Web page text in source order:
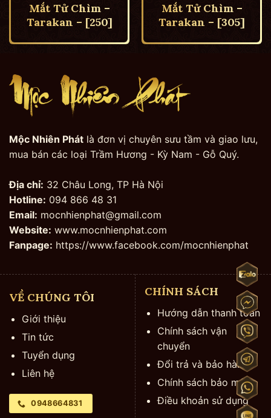
Mắt Tử Chìm –
Tarakan – [250]
Mắt Tử Chìm –
Tarakan – [305]
Mộc Nhiên Phát là đơn vị chuyên sưu tầm và giao lưu,
mua bán các loại Trầm Hương - Kỳ Nam - Gỗ Quý.
Địa chỉ: 32 Châu Long, TP Hà Nội
Hotline: 094 866 48 31
Email: mocnhienphat@gmail.com
Website: www.mocnhienphat.com
Fanpage: https://www.facebook.com/mocnhienphat
VỀ CHÚNG TÔI
Giới thiệu
Tin tức
Tuyển dụng
Liên hệ
0948664831
CHÍNH SÁCH
Hướng dẫn thanh toán
Chính sách vận
chuyển
Đổi trả và bảo hành
Chính sách bảo mật
Điều khoản sử dụng